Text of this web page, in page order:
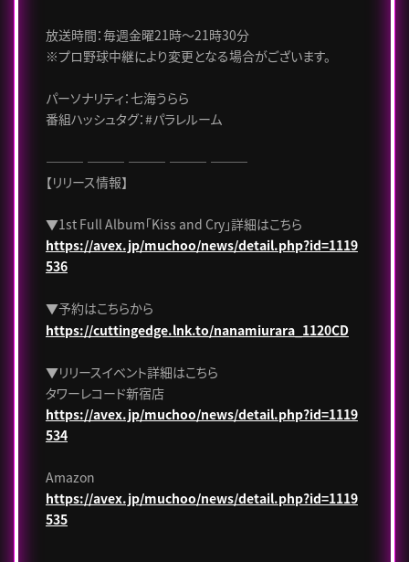
放送時間：毎週金曜21時～21時30分
※プロ野球中継により変更となる場合がございます。
パーソナリティ：七海うらら
番組ハッシュタグ：#パラレルーム
――― ――― ――― ――― ―――
【リリース情報】
▼1st Full Album「Kiss and Cry」詳細はこちら
https://avex.jp/muchoo/news/detail.php?id=1119
536
▼予約はこちらから
https://cuttingedge.lnk.to/nanamiurara_1120CD
▼リリースイベント詳細はこちら
タワーレコード新宿店
https://avex.jp/muchoo/news/detail.php?id=1119
534
Amazon
https://avex.jp/muchoo/news/detail.php?id=1119
535